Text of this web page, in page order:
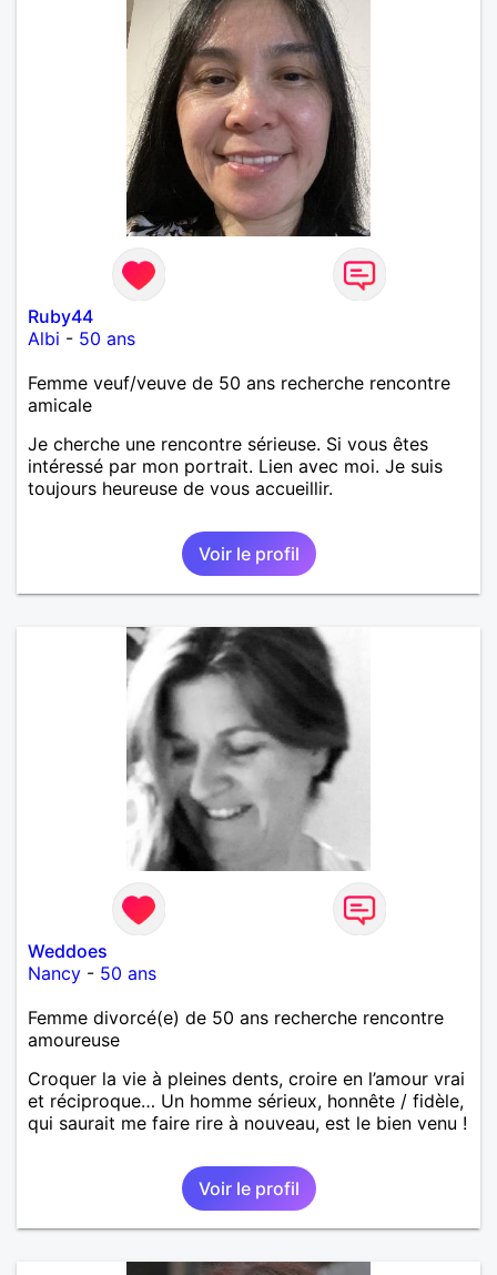
Ruby44
Albi - 50 ans
Femme veuf/veuve de 50 ans recherche rencontre
amicale
Je cherche une rencontre sérieuse. Si vous êtes
intéressé par mon portrait. Lien avec moi. Je suis
toujours heureuse de vous accueillir.
Voir le profil
Weddoes
Nancy - 50 ans
Femme divorcé(e) de 50 ans recherche rencontre
amoureuse
Croquer la vie à pleines dents, croire en l’amour vrai
et réciproque… Un homme sérieux, honnête / fidèle,
qui saurait me faire rire à nouveau, est le bien venu !
Voir le profil